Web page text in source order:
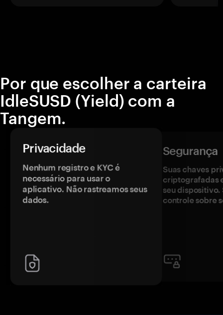
Por que escolher a carteira
IdleSUSD (Yield) com a
Tangem.
Privacidade
Nenhum registro e KYC é
necessário para usar o
aplicativo. Não rastreamos seus
dados.
Segurança
Suas chaves
criptografadas
seu dispositivo.
controle sobre